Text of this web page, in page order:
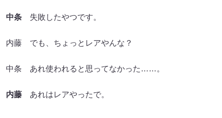
中条 失敗したやつです。
内藤 でも、ちょっとレアやんな？
中条 あれ使われると思ってなかった……。
内藤 あれはレアやったで。